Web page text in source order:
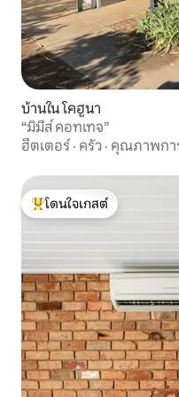
บ้านใน โคฮูนา
“มิมีส์ คอทเทจ”
ฮีตเตอร์ · ครัว · คุณภาพกา
โดนใจเกสต์ที่สุด
โดนใจเกสต์